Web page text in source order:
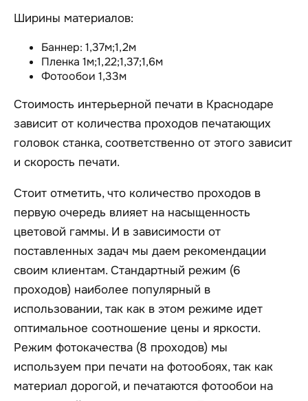
Ширины материалов:
Баннер: 1,37м;1,2м
Пленка 1м;1,22;1,37;1,6м
Фотообои 1,33м
Стоимость интерьерной печати в Краснодаре
зависит от количества проходов печатающих
головок станка, соответственно от этого зависит
и скорость печати.
Стоит отметить, что количество проходов в
первую очередь влияет на насыщенность
цветовой гаммы. И в зависимости от
поставленных задач мы даем рекомендации
своим клиентам. Стандартный режим (6
проходов) наиболее популярный в
использовании, так как в этом режиме идет
оптимальное соотношение цены и яркости.
Режим фотокачества (8 проходов) мы
используем при печати на фотообоях, так как
материал дорогой, и печатаются фотообои на